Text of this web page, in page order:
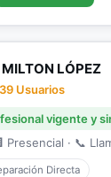
LÓPEZ
39 Usuarios
vigente y
Presencial · 📞
Directa